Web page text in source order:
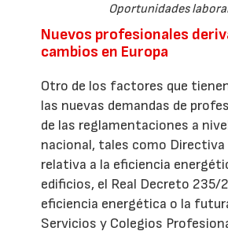
Oportunidades
Nuevos profesionales
cambios en Europa
Otro de los factores que
las nuevas demandas de
de las reglamentaciones a
nacional, tales como
relativa a la eficiencia
edificios, el Real Decreto 235/
eficiencia energética o la
Servicios y Colegios